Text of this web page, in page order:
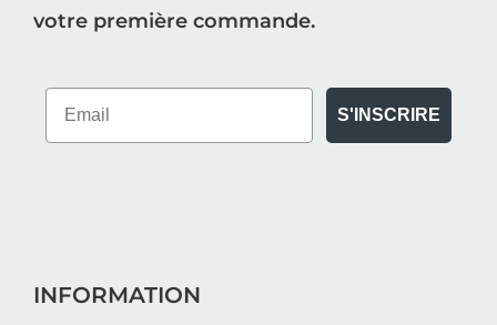
votre première commande.
S'INSCRIRE
INFORMATION